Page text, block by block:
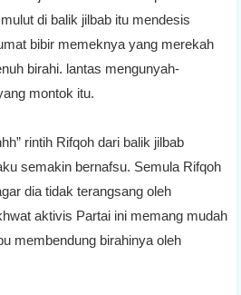
di balik jilbab itu mendesis
bibir memeknya yang merekah
birahi. lantas mengunyah-
montok itu.
rintih Rifqoh dari balik jilbab
semakin bernafsu. Semula Rifqoh
dia tidak terangsang oleh
aktivis Partai ini memang mudah
membendung birahinya oleh